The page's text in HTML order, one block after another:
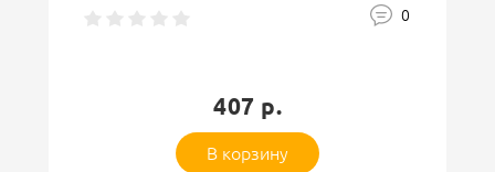
0
407 р.
В корзину